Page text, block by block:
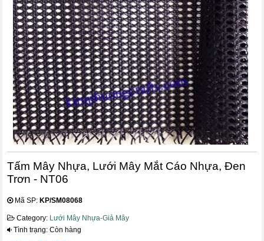
Tấm Mây Nhựa, Lưới Mây Mắt Cáo Nhựa, Đen
Trơn - NT06
Mã SP: KP/SM08068
Category: Lưới Mây Nhựa-Giả Mây
Tình trạng: Còn hàng